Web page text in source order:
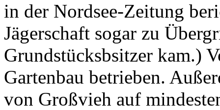
in der Nordsee-Zeitung
Jägerschaft sogar zu
Grundstücksbsitzer kam.)
Gartenbau betrieben.
von Großvieh auf